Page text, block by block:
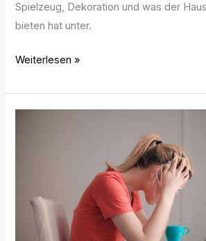
Spielzeug, Dekoration und was der
bieten hat unter.
Weiterlesen »
Diese
natürlichen
Mittel